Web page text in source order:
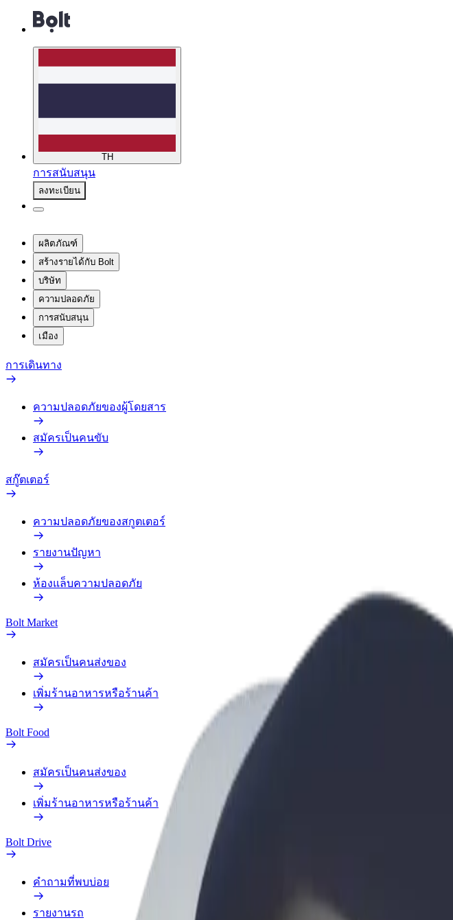
TH
การสนับสนุน
ลงทะเบียน
ผลิตภัณฑ์
สร้างรายได้กับ Bolt
บริษัท
ความปลอดภัย
การสนับสนุน
เมือง
การเดินทาง
ความปลอดภัยของผู้โดยสาร
สมัครเป็นคนขับ
สกู๊ตเตอร์
ความปลอดภัยของสกูตเตอร์
รายงานปัญหา
ห้องแล็บความปลอดภัย
Bolt Market
สมัครเป็นคนส่งของ
เพิ่มร้านอาหารหรือร้านค้า
Bolt Food
สมัครเป็นคนส่งของ
เพิ่มร้านอาหารหรือร้านค้า
Bolt Drive
คำถามที่พบบ่อย
รายงานรถ